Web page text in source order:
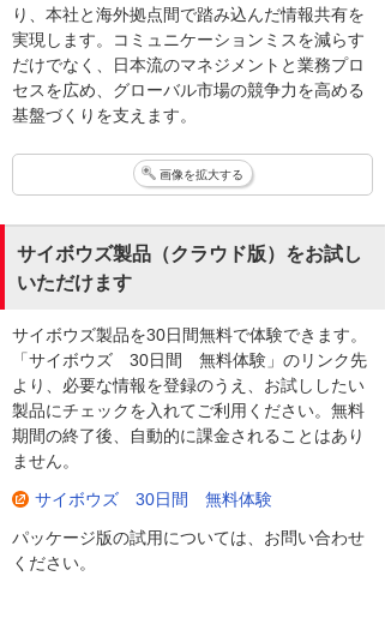
り、本社と海外拠点間で踏み込んだ情報共有を
実現します。コミュニケーションミスを減らす
だけでなく、日本流のマネジメントと業務プロ
セスを広め、グローバル市場の競争力を高める
基盤づくりを支えます。
画像を拡大する
サイボウズ製品（クラウド版）をお試し
いただけます
サイボウズ製品を30日間無料で体験できます。
「サイボウズ 30日間 無料体験」のリンク先
より、必要な情報を登録のうえ、お試ししたい
製品にチェックを入れてご利用ください。無料
期間の終了後、自動的に課金されることはあり
ません。
サイボウズ 30日間 無料体験
パッケージ版の試用については、お問い合わせ
ください。